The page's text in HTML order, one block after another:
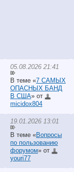
05.08.2026 21:41
В теме «7 САМЫХ
ОПАСНЫХ БАНД
В США» от
micidox804
19.01.2026 13:01
В теме «Вопросы
по пользованию
форумом» от
youri77